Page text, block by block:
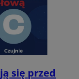
się przed